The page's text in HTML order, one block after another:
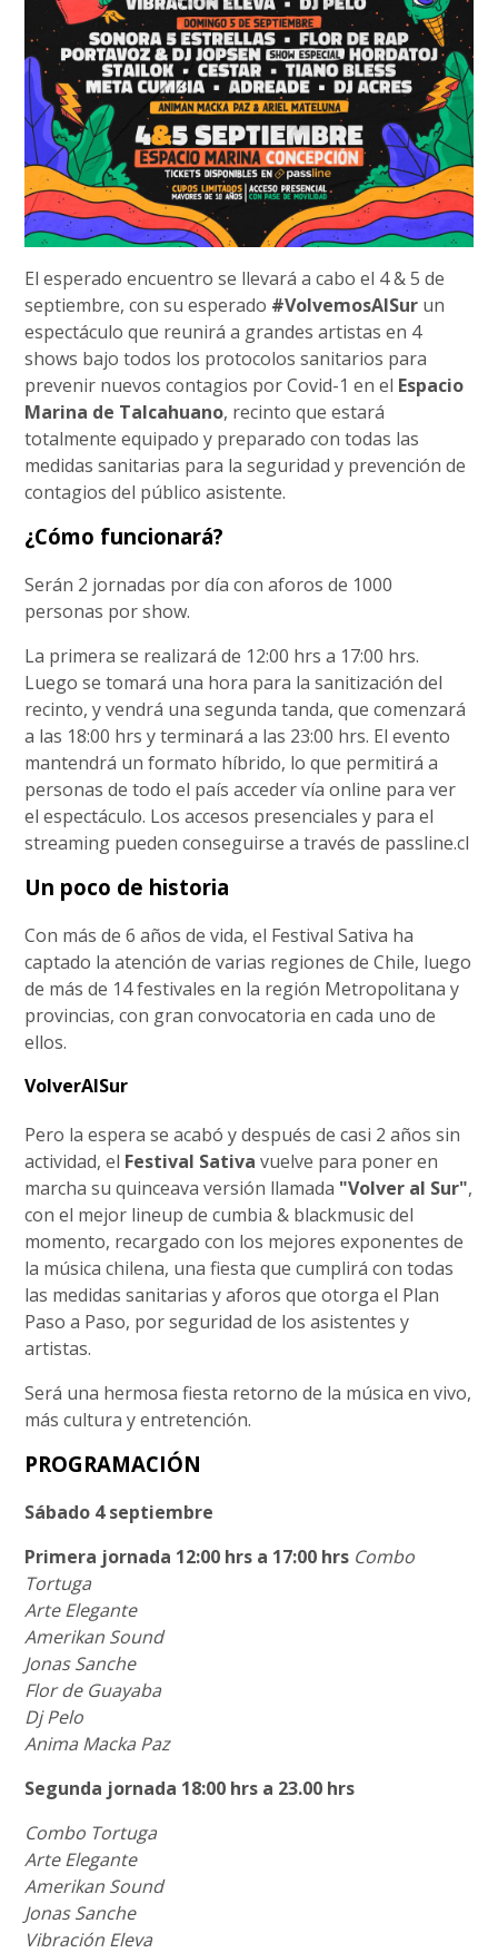
El esperado encuentro se llevará a cabo el 4 & 5 de
septiembre, con su esperado #VolvemosAlSur un
espectáculo que reunirá a grandes artistas en 4
shows bajo todos los protocolos sanitarios para
prevenir nuevos contagios por Covid-1 en el Espacio
Marina de Talcahuano, recinto que estará
totalmente equipado y preparado con todas las
medidas sanitarias para la seguridad y prevención de
contagios del público asistente.
¿Cómo funcionará?
Serán 2 jornadas por día con aforos de 1000
personas por show.
La primera se realizará de 12:00 hrs a 17:00 hrs.
Luego se tomará una hora para la sanitización del
recinto, y vendrá una segunda tanda, que comenzará
a las 18:00 hrs y terminará a las 23:00 hrs. El evento
mantendrá un formato híbrido, lo que permitirá a
personas de todo el país acceder vía online para ver
el espectáculo. Los accesos presenciales y para el
streaming pueden conseguirse a través de passline.cl
Un poco de historia
Con más de 6 años de vida, el Festival Sativa ha
captado la atención de varias regiones de Chile, luego
de más de 14 festivales en la región Metropolitana y
provincias, con gran convocatoria en cada uno de
ellos.
VolverAlSur
Pero la espera se acabó y después de casi 2 años sin
actividad, el Festival Sativa vuelve para poner en
marcha su quinceava versión llamada "Volver al Sur",
con el mejor lineup de cumbia & blackmusic del
momento, recargado con los mejores exponentes de
la música chilena, una fiesta que cumplirá con todas
las medidas sanitarias y aforos que otorga el Plan
Paso a Paso, por seguridad de los asistentes y
artistas.
Será una hermosa fiesta retorno de la música en vivo,
más cultura y entretención.
PROGRAMACIÓN
Sábado 4 septiembre
Primera jornada 12:00 hrs a 17:00 hrs Combo
Tortuga
Arte Elegante
Amerikan Sound
Jonas Sanche
Flor de Guayaba
Dj Pelo
Anima Macka Paz
Segunda jornada 18:00 hrs a 23.00 hrs
Combo Tortuga
Arte Elegante
Amerikan Sound
Jonas Sanche
Vibración Eleva